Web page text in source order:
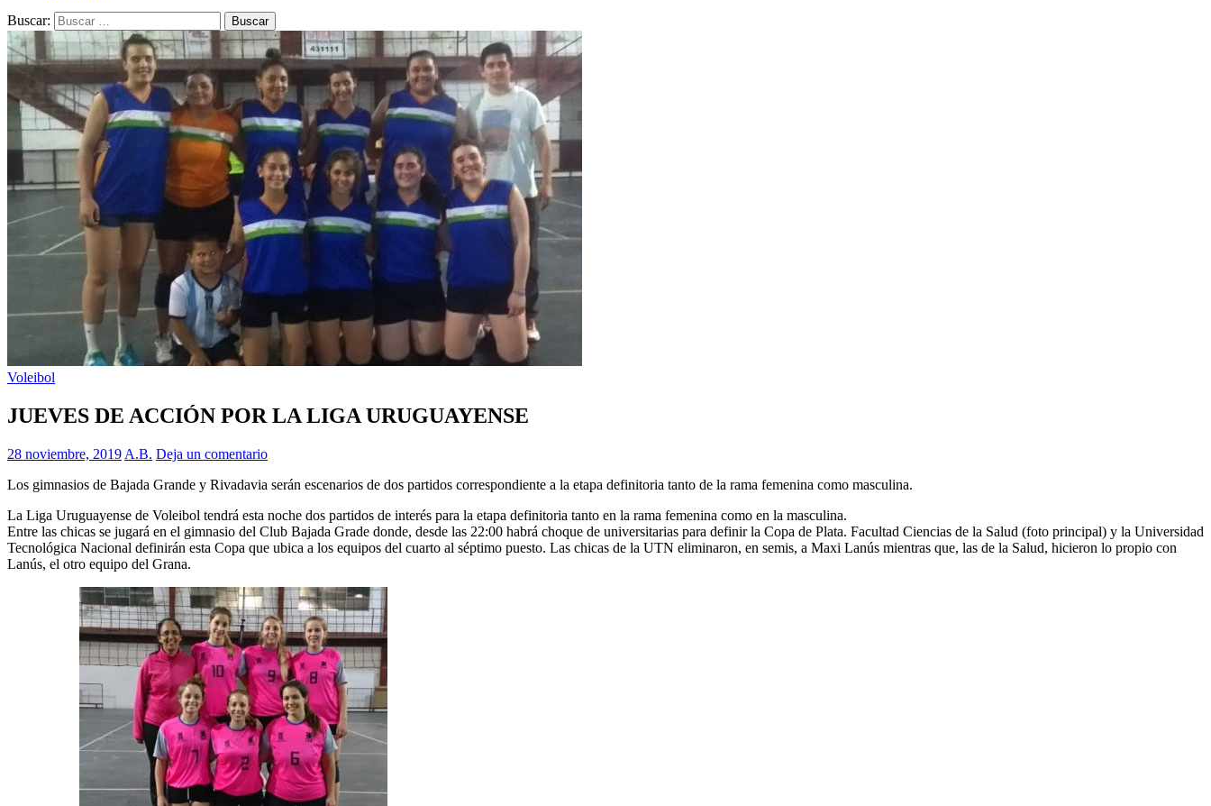
Buscar:
Voleibol
JUEVES DE ACCIÓN POR LA LIGA URUGUAYENSE
28 noviembre, 2019 A.B. Deja un comentario
Los gimnasios de Bajada Grande y Rivadavia serán escenarios de dos partidos correspondiente a la etapa definitoria tanto de la rama femenina como masculina.
La Liga Uruguayense de Voleibol tendrá esta noche dos partidos de interés para la etapa definitoria tanto en la rama femenina como en la masculina.
Entre las chicas se jugará en el gimnasio del Club Bajada Grade donde, desde las 22:00 habrá choque de universitarias para definir la Copa de Plata. Facultad Ciencias de la Salud (foto principal) y la Universidad
Tecnológica Nacional definirán esta Copa que ubica a los equipos del cuarto al séptimo puesto. Las chicas de la UTN eliminaron, en semis, a Maxi Lanús mientras que, las de la Salud, hicieron lo propio con
Lanús, el otro equipo del Grana.